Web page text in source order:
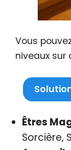
Vous
niveaux sur
Êtres
Sorcière,